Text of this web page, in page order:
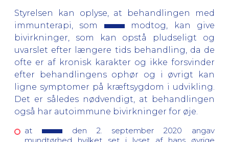
Styrelsen kan oplyse, at behandlingen med
immunterapi, som
modtog, kan give
bivirkninger, som kan opstå pludseligt og
uvarslet efter længere tids behandling, da de
ofte er af kronisk karakter og ikke forsvinder
efter behandlingens ophør og i øvrigt kan
ligne symptomer på kræftsygdom i udvikling.
Det er således nødvendigt, at behandlingen
også har autoimmune bivirkninger for øje.
at
den 2. september 2020 angav
mundtørhed hvilket set i lyset af hans øvrige